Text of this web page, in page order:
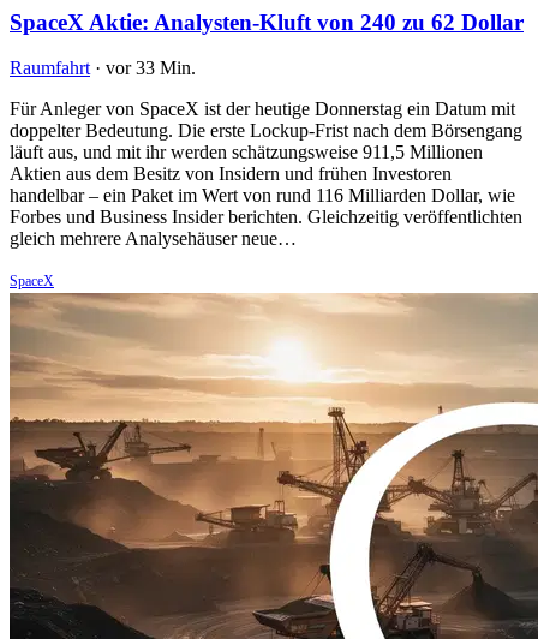
SpaceX Aktie: Analysten-Kluft von 240 zu 62 Dollar
Raumfahrt · vor 33 Min.
Für Anleger von SpaceX ist der heutige Donnerstag ein Datum mit
doppelter Bedeutung. Die erste Lockup-Frist nach dem Börsengang
läuft aus, und mit ihr werden schätzungsweise 911,5 Millionen
Aktien aus dem Besitz von Insidern und frühen Investoren
handelbar – ein Paket im Wert von rund 116 Milliarden Dollar, wie
Forbes und Business Insider berichten. Gleichzeitig veröffentlichten
gleich mehrere Analysehäuser neue…
SpaceX